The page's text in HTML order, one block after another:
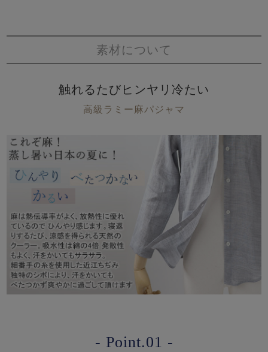
素材について
触れるたびヒンヤリ冷たい
高級ラミー麻パジャマ
- Point.01 -